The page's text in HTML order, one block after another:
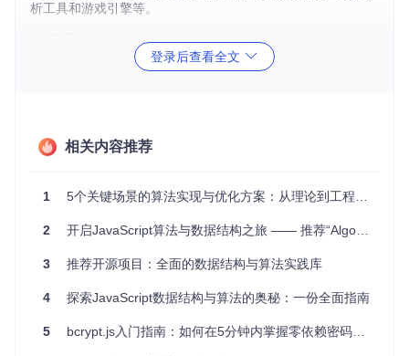
析工具和游戏引擎等。
：与专业出版物紧密结合，确保内容的严谨性和实
易于获取：提供绿色按钮一键下载或使用Git克隆到本地。
下的数据结构和算法实现，《JavaScript数据结构与算法》的
索之旅吧！
登录后查看全文
相关内容推荐
1 5个关键场景的算法实现与优化方案：从理论到工程落地指南
2 开启JavaScript算法与数据结构之旅 —— 推荐“Algorithms & Data Structures in JavaScript”项目
3 推荐开源项目：全面的数据结构与算法实践库
4 探索JavaScript数据结构与算法的奥秘：一份全面指南
5 bcrypt.js入门指南：如何在5分钟内掌握零依赖密码加密的终极技巧